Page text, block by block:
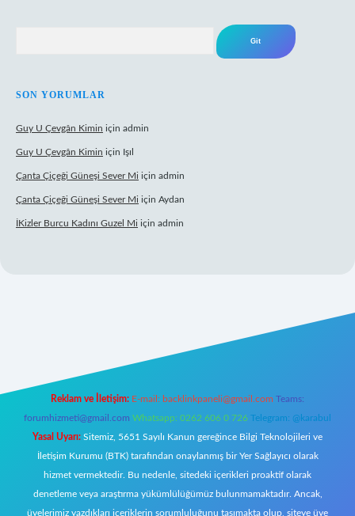
SON YORUMLAR
Guy U Çevgân Kimin için admin
Guy U Çevgân Kimin için Işıl
Çanta Çiçeği Güneşi Sever Mi için admin
Çanta Çiçeği Güneşi Sever Mi için Aydan
İKizler Burcu Kadını Guzel Mi için admin
Reklam ve İletişim: E-mail: backlinkpaneli@gmail.com Teams:
forumhizmeti@gmail.com Whatsapp: 0262 606 0 726 Telegram: @karabul
Yasal Uyarı: Sitemiz, 5651 Sayılı Kanun gereğince Bilgi Teknolojileri ve
İletişim Kurumu (BTK) tarafından onaylanmış bir Yer Sağlayıcı olarak
hizmet vermektedir. Bu nedenle, sitedeki içerikleri proaktif olarak
denetleme veya araştırma yükümlülüğümüz bulunmamaktadır. Ancak,
üyelerimiz yazdıkları içeriklerin sorumluluğunu taşımakta olup, siteye üye